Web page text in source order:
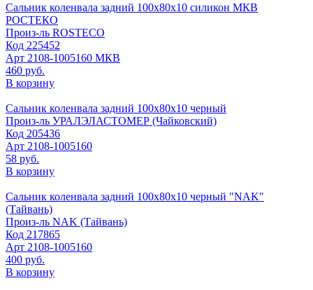
Сальник коленвала задний 100х80х10 силикон МКВ
РОСТЕКО
Произ-ль ROSTECO
Код 225452
Арт 2108-1005160 МКВ
460 руб.
В корзину
Сальник коленвала задний 100х80х10 черный
Произ-ль УРАЛЭЛАСТОМЕР (Чайковский)
Код 205436
Арт 2108-1005160
58 руб.
В корзину
Сальник коленвала задний 100х80х10 черный "NAK"
(Тайвань)
Произ-ль NAK (Тайвань)
Код 217865
Арт 2108-1005160
400 руб.
В корзину